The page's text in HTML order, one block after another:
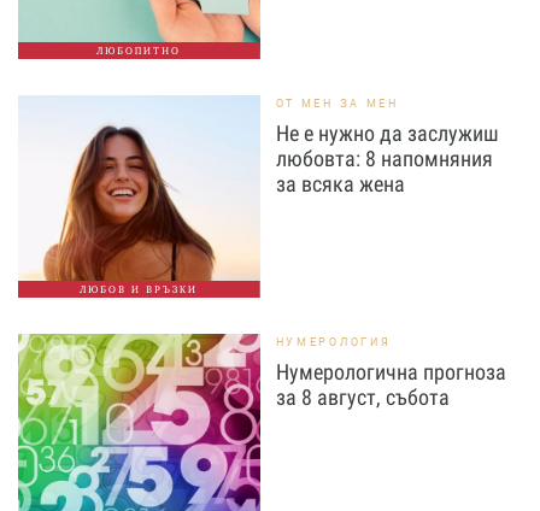
ЛЮБОПИТНО
ЛЮБОВ И ВРЪЗКИ
ОТ МЕН ЗА МЕН
Не е нужно да заслужиш
любовта: 8 напомняния
за всяка жена
НУМЕРОЛОГИЯ
Нумерологична прогноза
за 8 август, събота